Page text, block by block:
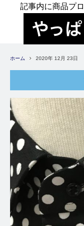
記事内に商品プ
ホーム 2020年 12月 23日